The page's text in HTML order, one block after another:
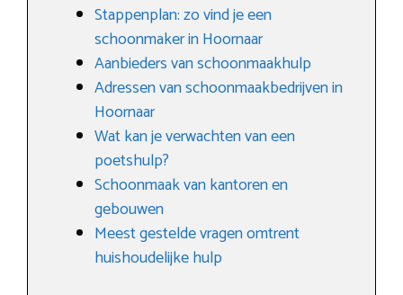
Stappenplan: zo vind je een
schoonmaker in Hoornaar
Aanbieders van schoonmaakhulp
Adressen van schoonmaakbedrijven in
Hoornaar
Wat kan je verwachten van een
poetshulp?
Schoonmaak van kantoren en
gebouwen
Meest gestelde vragen omtrent
huishoudelijke hulp